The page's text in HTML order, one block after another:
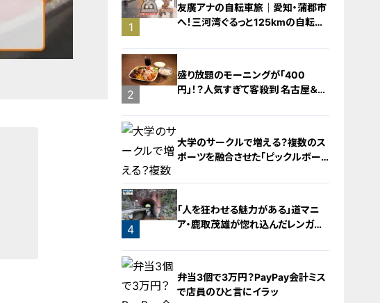
1
友廣アナの自転車旅｜愛知・蒲郡市
へ！三河湾ぐるっと125kmの自転車
2
盛り放題のモーニングが「400
円」！？人気すぎて客殺到 名古屋＆岐
3
大学のサークルで増える？複数のス
ポーツを融合させた「ピックルボー
4
「人を狂わせる魅力がある」道マニ
ア・鹿取茂雄が惚れ込んだレンガの
弁当3個で3万円？PayPay会計ミス
で店員のひと言にイラッ